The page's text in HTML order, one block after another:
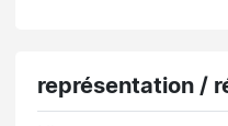
représentation /